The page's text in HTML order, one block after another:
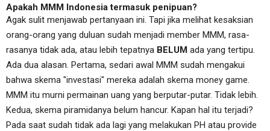
Apakah MMM Indonesia termasuk penipuan?
Agak sulit menjawab pertanyaan ini. Tapi jika melihat kesaksian
orang-orang yang duluan sudah menjadi member MMM, rasa-
rasanya tidak ada, atau lebih tepatnya BELUM ada yang tertipu.
Ada dua alasan. Pertama, sedari awal MMM sudah mengakui
bahwa skema "investasi" mereka adalah skema money game.
MMM itu murni permainan uang yang berputar-putar. Tidak lebih.
Kedua, skema piramidanya belum hancur. Kapan hal itu terjadi?
Pada saat sudah tidak ada lagi yang melakukan PH atau provide